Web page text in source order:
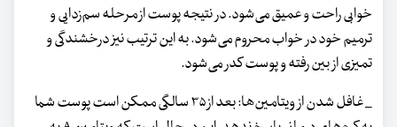
خوابی راحت و عمیق می‌شود. در نتیجه پوست از مرحله سم‌زدایی و
ترمیم خود در خواب محروم می‌شود. به این ترتیب نیز درخشندگی و
تمیزی از بین رفته و پوست کدر می‌شود.
_ غافل شدن از ویتامین‌ها: بعد از ۳۵ سالگی ممکن است پوست شما